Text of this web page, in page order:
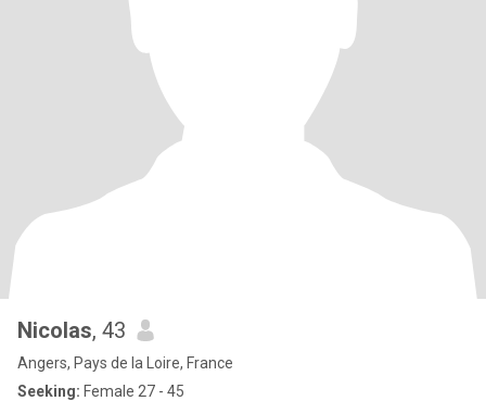
Nicolas, 43
Angers, Pays de la Loire, France
Seeking: Female 27 - 45